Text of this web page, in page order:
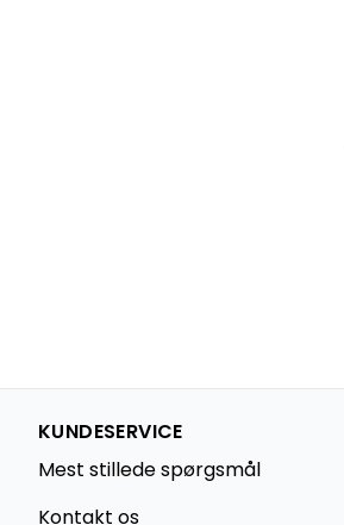
KUNDESERVICE
Mest stillede spørgsmål
Kontakt os